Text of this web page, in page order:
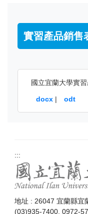
實習產品銷售
國立宜蘭大學實
docx | odt
:::
地址 : 26047 宜蘭縣宜
(03)935-7400, 0972-